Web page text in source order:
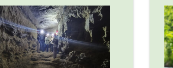
Torreperogil